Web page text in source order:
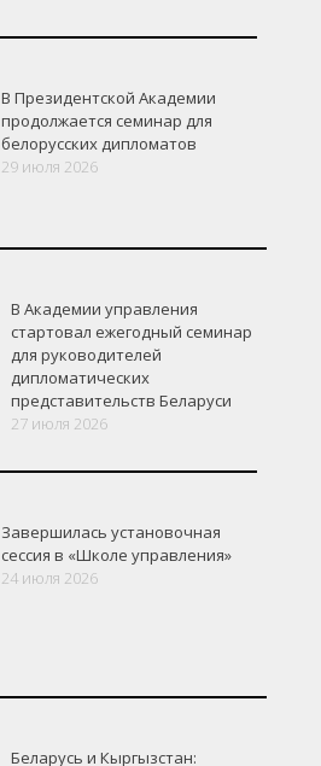
В Президентской Академии
продолжается семинар для
белорусских дипломатов
29 июля 2026
В Академии управления
стартовал ежегодный семинар
для руководителей
дипломатических
представительств Беларуси
27 июля 2026
Завершилась установочная
сессия в «Школе управления»
24 июля 2026
Беларусь и Кыргызстан: